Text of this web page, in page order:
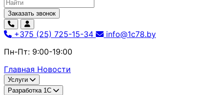
Заказать звонок
+375 (25) 725-15-34
info@1c78.by
Пн-Пт: 9:00-19:00
Главная Новости
Услуги
Разработка 1С